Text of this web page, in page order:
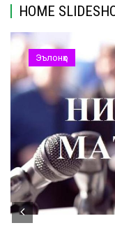
HOME
Эълонҳо